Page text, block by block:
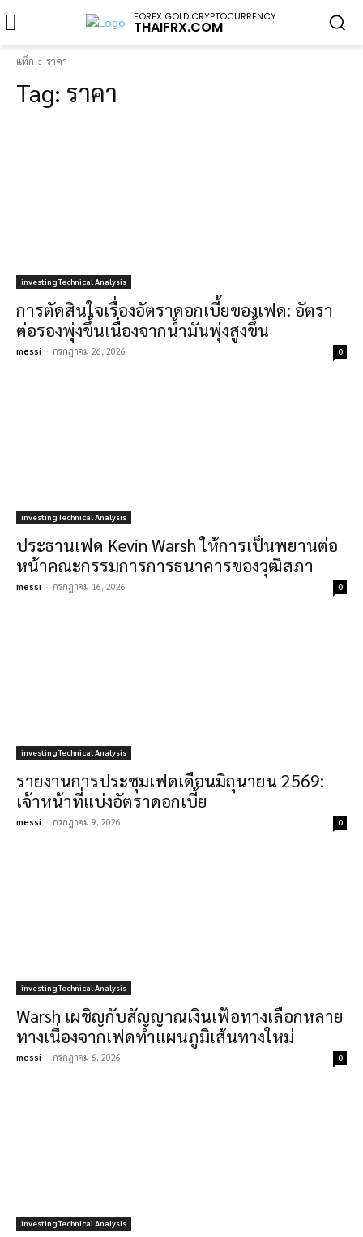
FOREX GOLD CRYPTOCURRENCY
THAIFRX.COM
แท็ก ราคา
Tag: ราคา
investing Technical Analysis
การตัดสินใจเรื่องอัตราดอกเบี้ยของเฟด: อัตรา
ต่อรองพุ่งขึ้นเนื่องจากน้ำมันพุ่งสูงขึ้น
messi - กรกฎาคม 26, 2026 0
investing Technical Analysis
ประธานเฟด Kevin Warsh ให้การเป็นพยานต่อ
หน้าคณะกรรมการการธนาคารของวุฒิสภา
messi - กรกฎาคม 16, 2026 0
investing Technical Analysis
รายงานการประชุมเฟดเดือนมิถุนายน 2569:
เจ้าหน้าที่แบ่งอัตราดอกเบี้ย
messi - กรกฎาคม 9, 2026 0
investing Technical Analysis
Warsh เผชิญกับสัญญาณเงินเฟ้อทางเลือกหลาย
ทางเนื่องจากเฟดทำแผนภูมิเส้นทางใหม่
messi - กรกฎาคม 6, 2026 0
investing Technical Analysis